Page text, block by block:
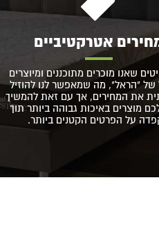
אטרקטיביים
שאנו מוכרים מתוכננים ומיוצרים
"הראל", מה שמאפשר לנו להוזיל
את המחירים, אך עם זאת להמשיך
מוצרים באיכות גבוהה ביותר תוך
על הפרטים הקטנים ביותר.